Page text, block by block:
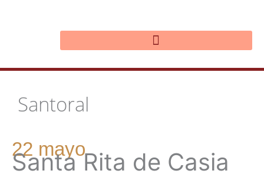
Santoral
22 mayo
Santa Rita de Casia